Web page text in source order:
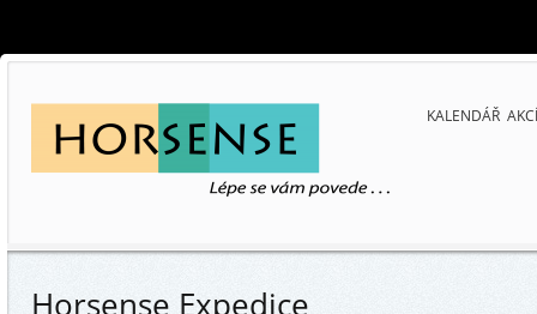
KALENDÁŘ AKCÍ
Horsense Expedice